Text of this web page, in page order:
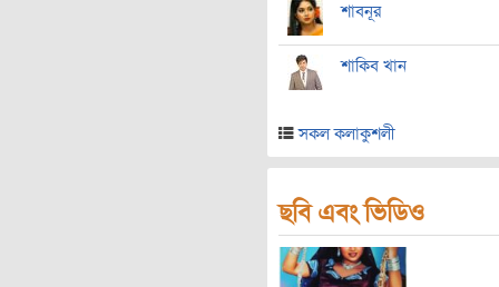
শাবনূর
শাকিব খান
সকল কলাকুশলী
ছবি এবং ভিডিও